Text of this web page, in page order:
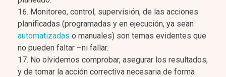
Monitoreo, control, supervisión, de las acciones
planificadas (programadas y en ejecución, ya sean
automatizadas o manuales) son temas evidentes que
no pueden faltar –ni fallar.
No olvidemos comprobar, asegurar los resultados,
y de tomar la acción correctiva necesaria de forma